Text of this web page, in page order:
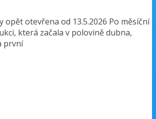
opět otevřena od 13.5.2026 Po měsíční
která začala v polovině dubna,
první